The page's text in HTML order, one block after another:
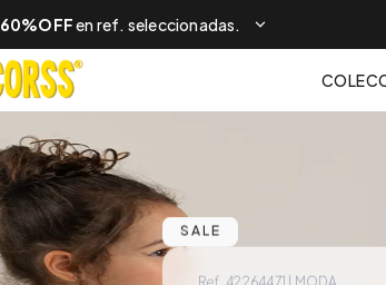
60%OFFen ref. seleccionadas.
SALE
Ref. 42264471 | MODA